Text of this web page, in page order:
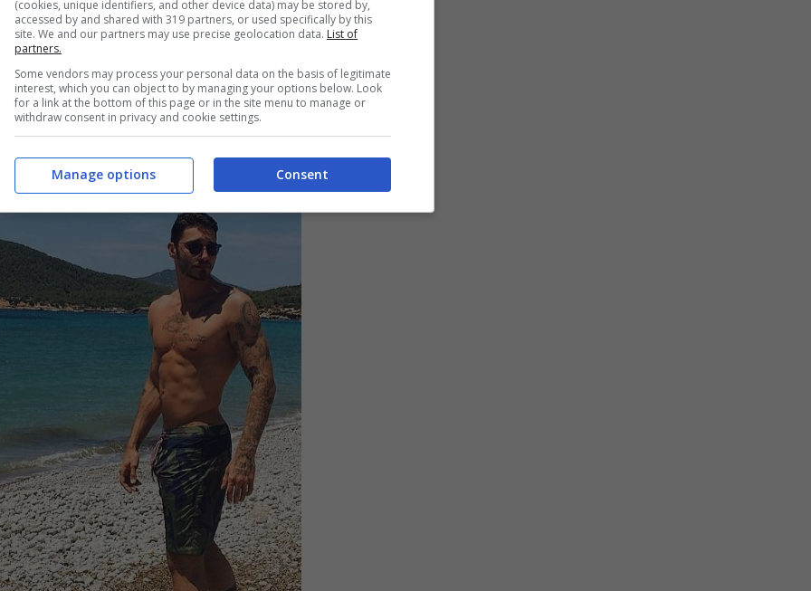
Martino. Guardando la foto sembra infatti
dotato. E ciò ha mandato in visibilio
(cookies, unique identifiers, and other device data) may be stored by,
accessed by and shared with 319 partners, or used specifically by this
site. We and our partners may use precise geolocation data. List of
partners.
Some vendors may process your personal data on the basis of legitimate
interest, which you can object to by managing your options below. Look
for a link at the bottom of this page or in the site menu to manage or
withdraw consent in privacy and cookie settings.
Consent
Manage options